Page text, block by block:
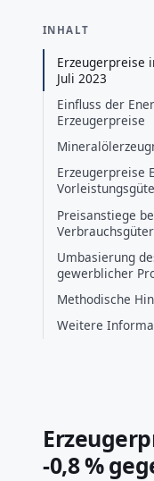
INHALT
Erzeugerpreise
Juli 2023
Einfluss der
Erzeugerpreise
Erzeugerpreise
Preisanstiege
Umbasierung
gewerblicher
Methodische
Weitere
-0,8 %